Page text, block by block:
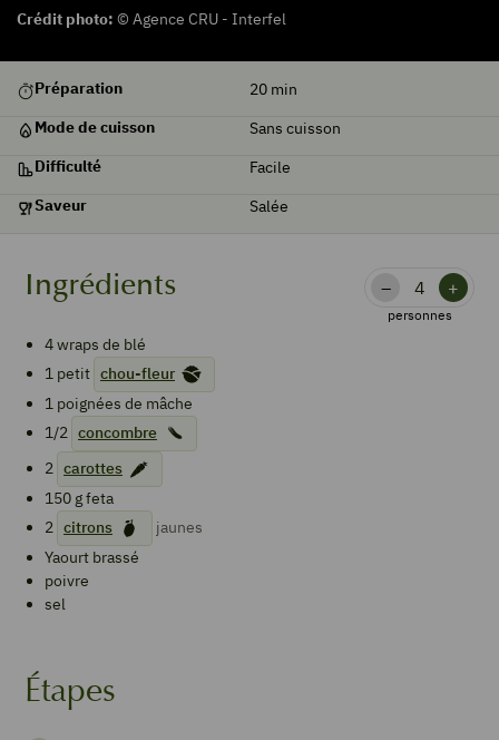
Crédit photo: © Agence CRU - Interfel
saison
Préparation 20 min
Mode de cuisson
Sans cuisson
Difficulté
Facile
Saveur
Salée
Étapes
Ingrédients – +
personnes
4wraps de blé
1 petit chou-fleur
1 poignées de mâche
1/2 concombre
2 carottes
150 gfeta
2 citrons
jaunes
Yaourt brassé
poivre
sel